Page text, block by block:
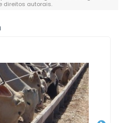
direitos autorais.